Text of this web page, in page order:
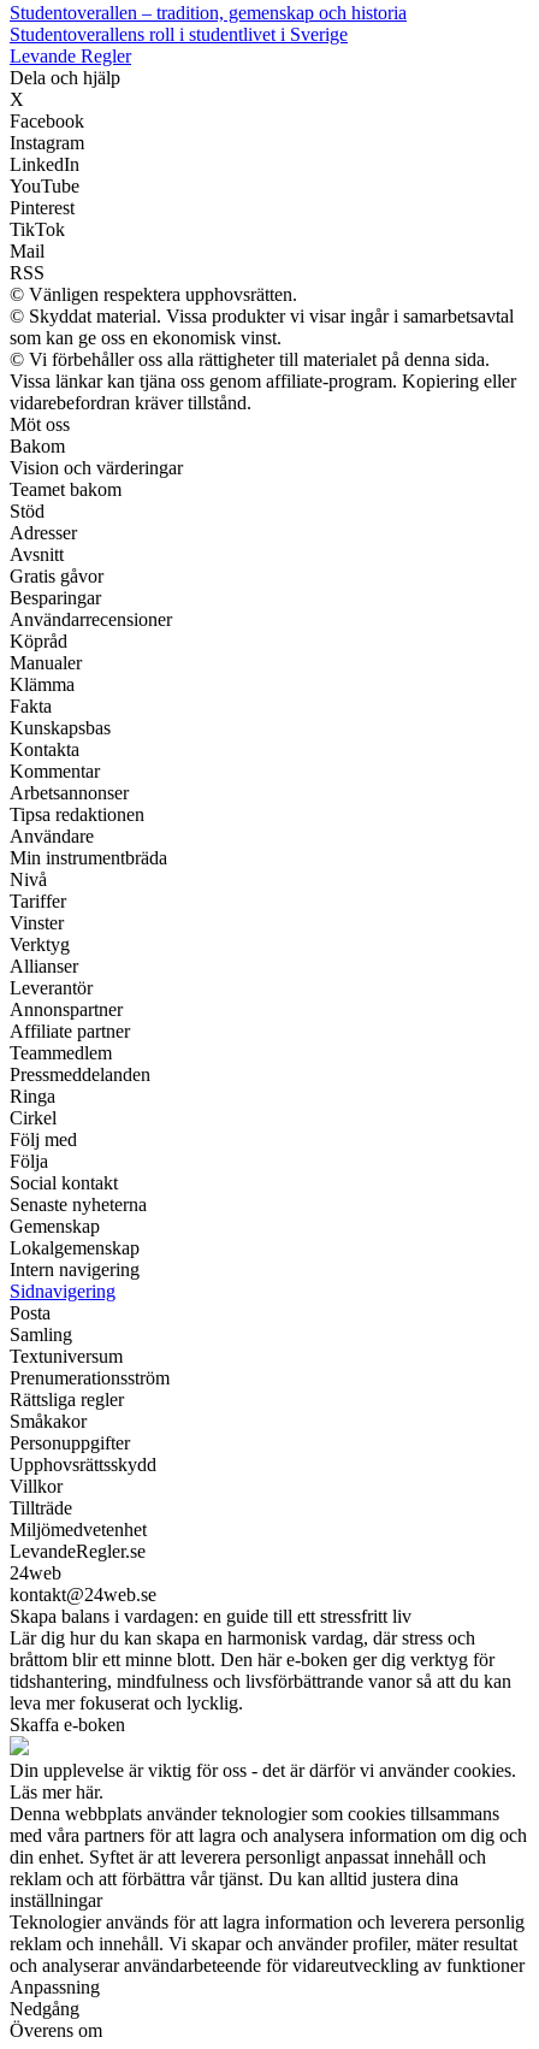
Studentoverallen – tradition, gemenskap och historia
Studentoverallens roll i studentlivet i Sverige
Levande Regler
Dela och hjälp
X
Facebook
Instagram
LinkedIn
YouTube
Pinterest
TikTok
Mail
RSS
© Vänligen respektera upphovsrätten.
© Skyddat material. Vissa produkter vi visar ingår i samarbetsavtal
som kan ge oss en ekonomisk vinst.
© Vi förbehåller oss alla rättigheter till materialet på denna sida.
Vissa länkar kan tjäna oss genom affiliate-program. Kopiering eller
vidarebefordran kräver tillstånd.
Möt oss
Bakom
Vision och värderingar
Teamet bakom
Stöd
Adresser
Avsnitt
Gratis gåvor
Besparingar
Användarrecensioner
Köpråd
Manualer
Klämma
Fakta
Kunskapsbas
Kontakta
Kommentar
Arbetsannonser
Tipsa redaktionen
Användare
Min instrumentbräda
Nivå
Tariffer
Vinster
Verktyg
Allianser
Leverantör
Annonspartner
Affiliate partner
Teammedlem
Pressmeddelanden
Ringa
Cirkel
Följ med
Följa
Social kontakt
Senaste nyheterna
Gemenskap
Lokalgemenskap
Intern navigering
Sidnavigering
Posta
Samling
Textuniversum
Prenumerationsström
Rättsliga regler
Småkakor
Personuppgifter
Upphovsrättsskydd
Villkor
Tillträde
Miljömedvetenhet
LevandeRegler.se
24web
kontakt@24web.se
Skapa balans i vardagen: en guide till ett stressfritt liv
Lär dig hur du kan skapa en harmonisk vardag, där stress och
bråttom blir ett minne blott. Den här e-boken ger dig verktyg för
tidshantering, mindfulness och livsförbättrande vanor så att du kan
leva mer fokuserat och lycklig.
Skaffa e-boken
Din upplevelse är viktig för oss - det är därför vi använder cookies.
Läs mer här.
Denna webbplats använder teknologier som cookies tillsammans
med våra partners för att lagra och analysera information om dig och
din enhet. Syftet är att leverera personligt anpassat innehåll och
reklam och att förbättra vår tjänst. Du kan alltid justera dina
inställningar
Teknologier används för att lagra information och leverera personlig
reklam och innehåll. Vi skapar och använder profiler, mäter resultat
och analyserar användarbeteende för vidareutveckling av funktioner
Anpassning
Nedgång
Överens om